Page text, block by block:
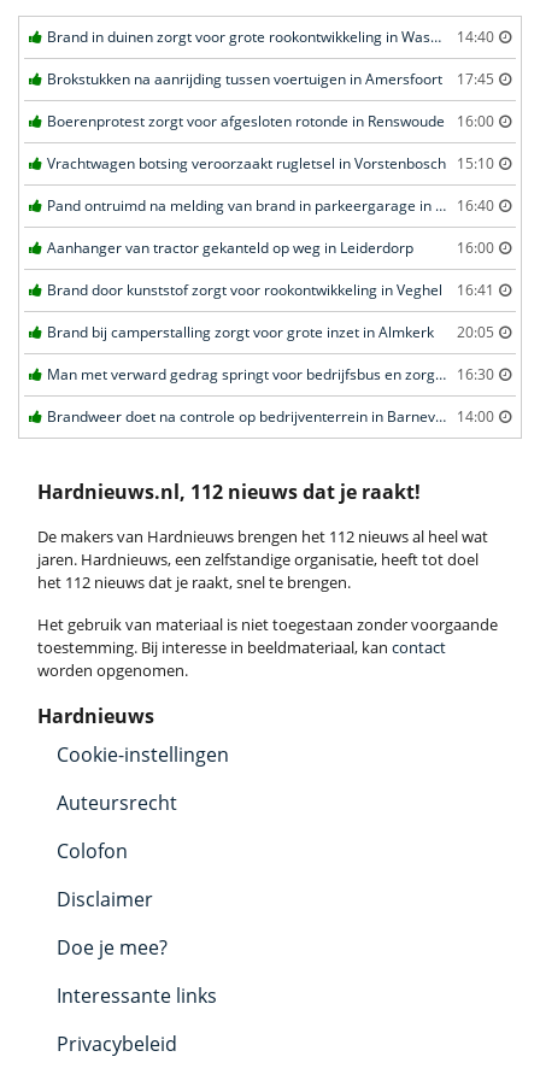
Brand in duinen zorgt voor grote rookontwikkeling in Wassenaar 14:40
Brokstukken na aanrijding tussen voertuigen in Amersfoort 17:45
Boerenprotest zorgt voor afgesloten rotonde in Renswoude 16:00
Vrachtwagen botsing veroorzaakt rugletsel in Vorstenbosch 15:10
Pand ontruimd na melding van brand in parkeergarage in Leeuwarden 16:40
Aanhanger van tractor gekanteld op weg in Leiderdorp 16:00
Brand door kunststof zorgt voor rookontwikkeling in Veghel 16:41
Brand bij camperstalling zorgt voor grote inzet in Almkerk 20:05
Man met verward gedrag springt voor bedrijfsbus en zorgt voor opschudding in Veghel 16:30
Brandweer doet na controle op bedrijventerrein in Barneveld 14:00
Hardnieuws.nl, 112 nieuws dat je raakt!
De makers van Hardnieuws brengen het 112 nieuws al heel wat
jaren. Hardnieuws, een zelfstandige organisatie, heeft tot doel
het 112 nieuws dat je raakt, snel te brengen.
Het gebruik van materiaal is niet toegestaan zonder voorgaande
toestemming. Bij interesse in beeldmateriaal, kan contact
worden opgenomen.
Hardnieuws
Cookie-instellingen
Auteursrecht
Colofon
Disclaimer
Doe je mee?
Interessante links
Privacybeleid